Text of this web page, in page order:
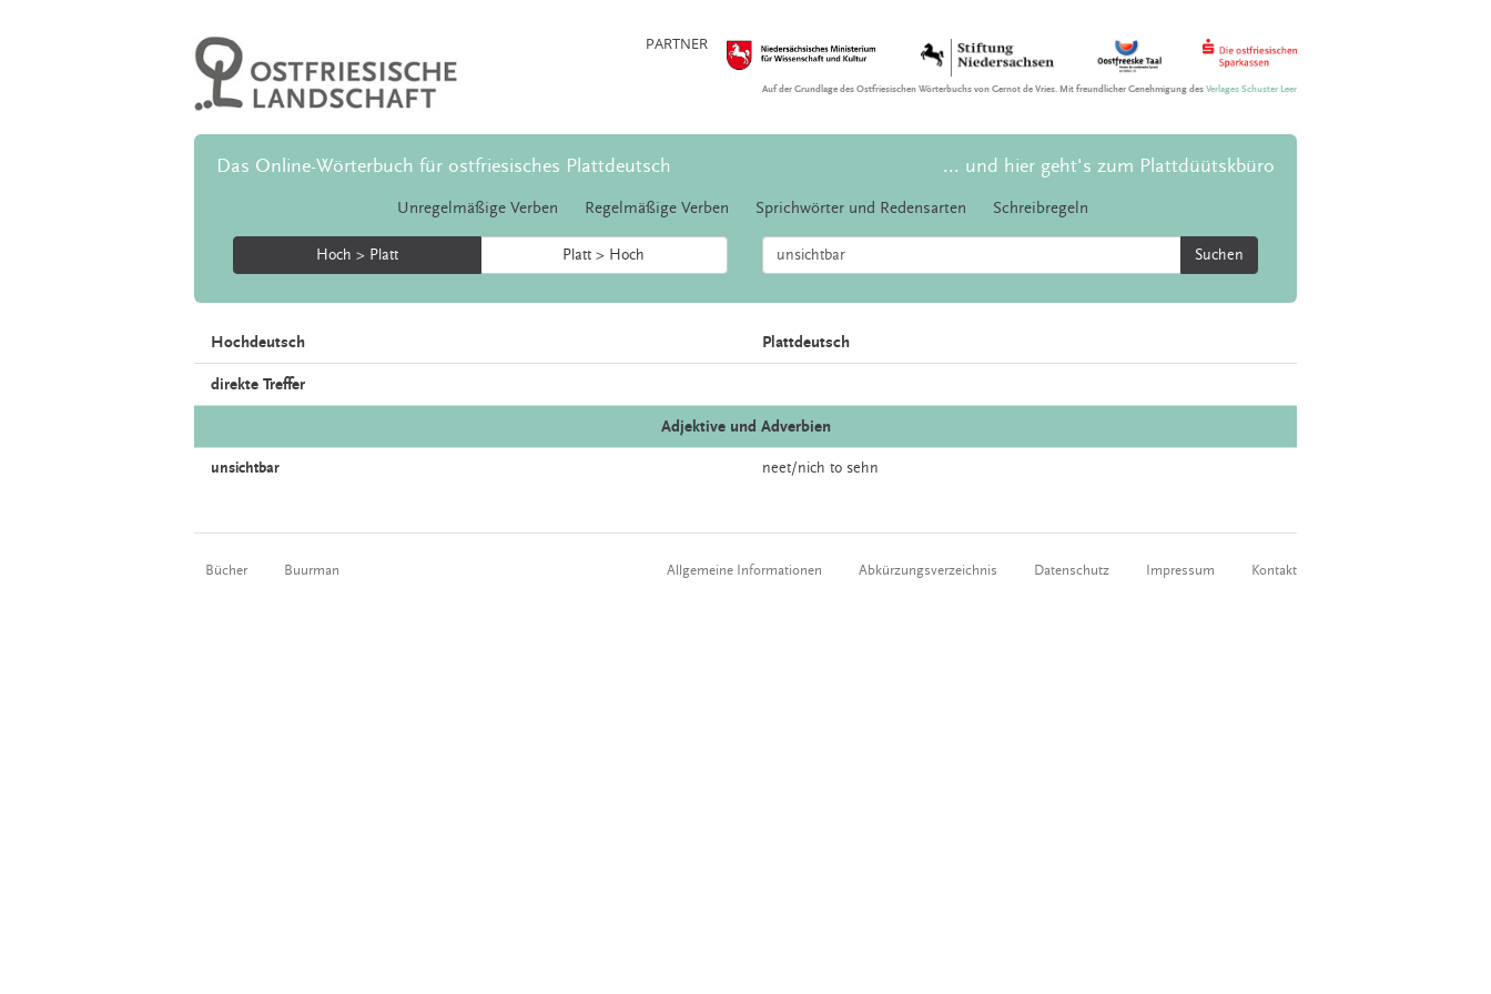
PARTNER
Auf der Grundlage des Ostfriesischen Wörterbuchs von Gernot de Vries. Mit freundlicher Genehmigung desVerlages Schuster Leer
Das Online-Wörterbuch für ostfriesisches Plattdeutsch ... und hier geht's zum Plattdüütskbüro
Unregelmäßige Verben Regelmäßige Verben Sprichwörter und Redensarten Schreibregeln
Hoch > Platt Platt > Hoch Suchen
Hochdeutsch Plattdeutsch
direkte Treffer
Adjektive und Adverbien
unsichtbar neet/nich to sehn
Bücher Buurman Allgemeine Informationen Abkürzungsverzeichnis Datenschutz Impressum Kontakt